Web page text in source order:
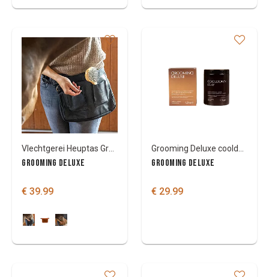
GROOMING DELUXE
€ 39.99
GROOMING DELUXE
€ 29.99